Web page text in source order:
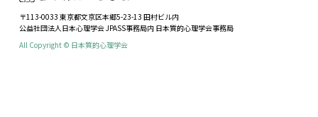
〒113-0033 東京都文京区本郷5-23-13 田村ビル内
公益社団法人日本心理学会 JPASS事務局内 日本質的心理学会事務局
All Copyright © 日本質的心理学会